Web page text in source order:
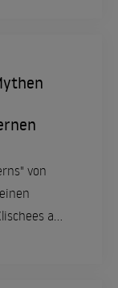
von
auf
sondern